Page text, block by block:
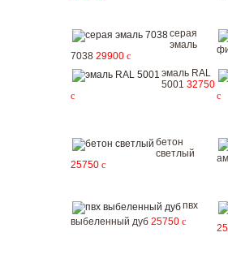
серая
эмаль
7038 29900 c
эмаль RAL
5001 32750
c
c
бетон
светлый
25750 c
пвх
выбеленный дуб 25750 c